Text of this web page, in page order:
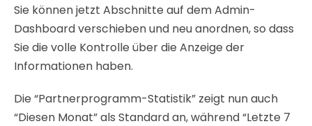
Sie können jetzt Abschnitte auf dem Admin-
Dashboard verschieben und neu anordnen, so dass
Sie die volle Kontrolle über die Anzeige der
Informationen haben.
Die “Partnerprogramm-Statistik” zeigt nun auch
“Diesen Monat” als Standard an, während “Letzte 7